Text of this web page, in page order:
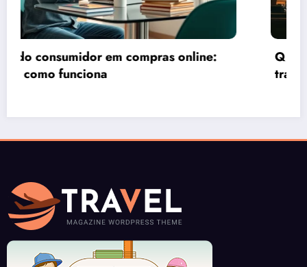
Quando compensa entrar com ação judicial
trabalhista